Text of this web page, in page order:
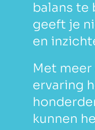
balans te
geeft je
en
Met meer
ervaring
kunnen